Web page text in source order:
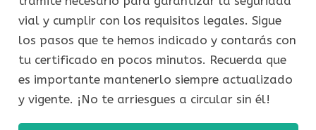
vial y cumplir con los requisitos legales. Sigue
los pasos que te hemos indicado y contarás con
tu certificado en pocos minutos. Recuerda que
es importante mantenerlo siempre actualizado
y vigente. ¡No te arriesgues a circular sin él!